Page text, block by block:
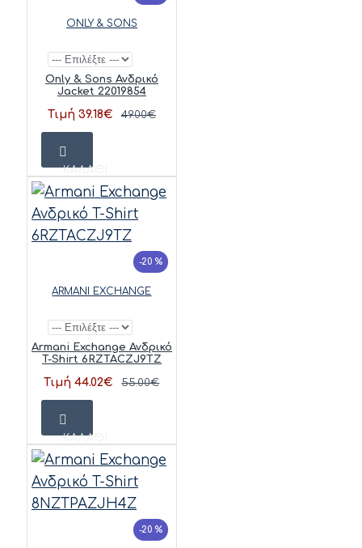
ONLY & SONS
Only & Sons Ανδρικό
Jacket 22019854
Τιμή 39.18€ 49.00€
ΚΑΛΆΘΙ
-20 %
ARMANI EXCHANGE
Armani Exchange Ανδρικό
T-Shirt 6RZTACZJ9TZ
Τιμή 44.02€ 55.00€
ΚΑΛΆΘΙ
-20 %